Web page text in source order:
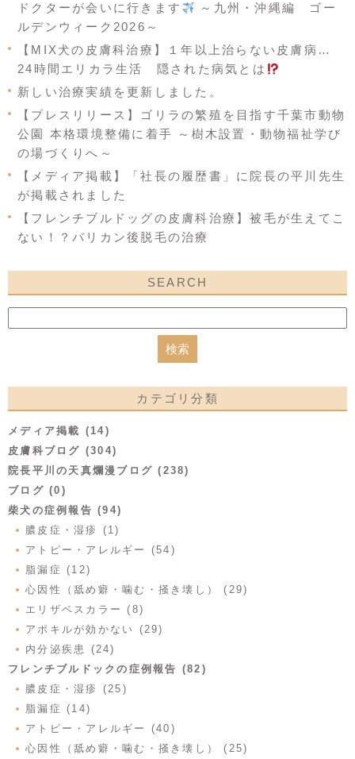
ドクターが会いに行きます
～九州・沖縄編 ゴー
ルデンウィーク2026～
【MIX犬の皮膚科治療】１年以上治らない皮膚病…
24時間エリカラ生活 隠された病気とは
新しい治療実績を更新しました。
【プレスリリース】ゴリラの繁殖を目指す千葉市動物
公園 本格環境整備に着手 ～樹木設置・動物福祉学び
の場づくりへ～
【メディア掲載】「社長の履歴書」に院長の平川先生
が掲載されました
【フレンチブルドッグの皮膚科治療】被毛が生えてこ
ない！？バリカン後脱毛の治療
SEARCH
カテゴリ分類
メディア掲載 (14)
皮膚科ブログ (304)
院長平川の天真爛漫ブログ (238)
ブログ (0)
柴犬の症例報告 (94)
膿皮症・湿疹 (1)
アトピー・アレルギー (54)
脂漏症 (12)
心因性（舐め癖・噛む・掻き壊し） (29)
エリザベスカラー (8)
アポキルが効かない (29)
内分泌疾患 (24)
フレンチブルドックの症例報告 (82)
膿皮症・湿疹 (25)
脂漏症 (14)
アトピー・アレルギー (40)
心因性（舐め癖・噛む・掻き壊し） (25)